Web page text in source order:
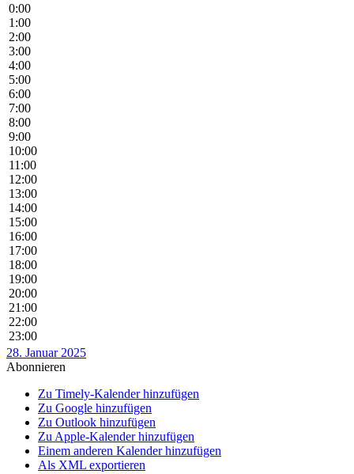
0:00
1:00
2:00
3:00
4:00
5:00
6:00
7:00
8:00
9:00
10:00
11:00
12:00
13:00
14:00
15:00
16:00
17:00
18:00
19:00
20:00
21:00
22:00
23:00
28. Januar 2025
Abonnieren
Zu Timely-Kalender hinzufügen
Zu Google hinzufügen
Zu Outlook hinzufügen
Zu Apple-Kalender hinzufügen
Einem anderen Kalender hinzufügen
Als XML exportieren